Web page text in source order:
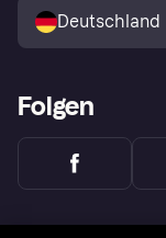
Käuferschutzrichtlinie
Deutschland
Folgen